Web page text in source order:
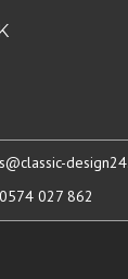
027 862